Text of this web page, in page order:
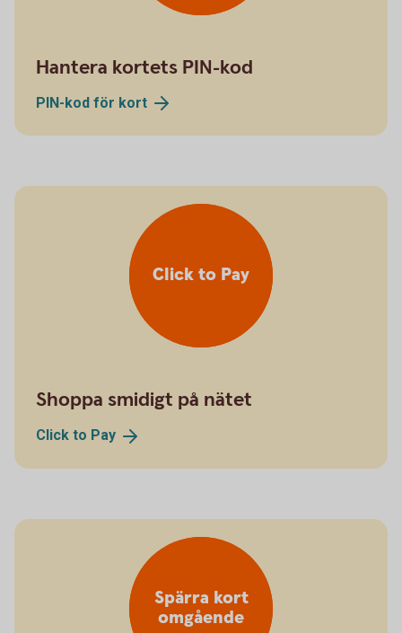
Hantera kortets PIN-kod
PIN-kod för kort
Click to Pay
Shoppa smidigt på nätet
Click to Pay
Spärra kort
omgående